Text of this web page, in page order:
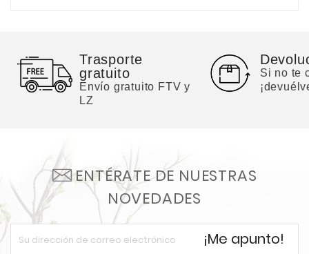
Trasporte
gratuito
Envío gratuito FTV y
LZ
Si no te
ENTÉRATE DE NUESTRAS
NOVEDADES
¡Me apunto!